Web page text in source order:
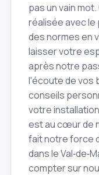
pas un vain
réalisée avec le
des normes en
laisser votre
après notre
l'écoute de vos
conseils
votre
est au cœur de
fait notre force
dans le
compter sur